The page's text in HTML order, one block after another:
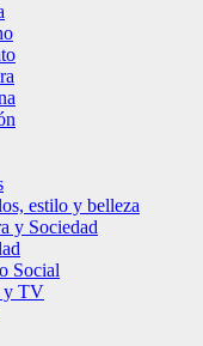
estilo y belleza
y Sociedad
Social
y TV